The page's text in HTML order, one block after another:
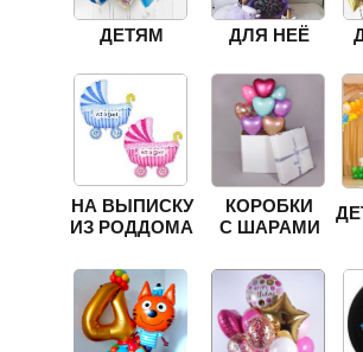
ДЛЯ НЕЁ
ДЕТЯМ
НА ВЫПИСКУ
ИЗ РОДДОМА
КОРОБКИ
С ШАРАМИ